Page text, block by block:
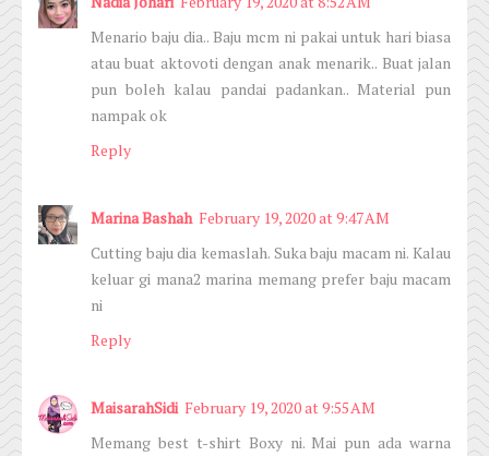
Menario baju dia.. Baju mcm ni pakai untuk hari biasa
atau buat aktovoti dengan anak menarik.. Buat jalan
pun boleh kalau pandai padankan.. Material pun
nampak ok
Reply
Marina Bashah February 19, 2020 at 9:47 AM
Cutting baju dia kemaslah. Suka baju macam ni. Kalau
keluar gi mana2 marina memang prefer baju macam
ni
Reply
MaisarahSidi February 19, 2020 at 9:55 AM
Memang best t-shirt Boxy ni. Mai pun ada warna